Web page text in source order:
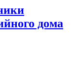
дома